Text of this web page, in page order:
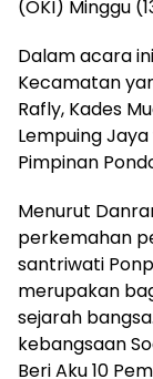
(OKI) Minggu
Dalam acara
Kecamatan
Rafly, Kades
Lempuing
Pimpinan
Menurut
perkemahan
santriwati
merupakan
sejarah
kebangsaan
Beri Aku 10